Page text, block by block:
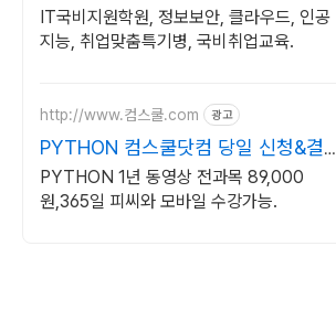
력전문가 IT취업상담
IT국비지원학원, 정보보안, 클라우드, 인공
지능, 취업맞춤특기병, 국비취업교육.
http://www.컴스쿨.com 광고
PYTHON 컴스쿨닷컴 당일 신청&결제
시 기프티콘!
PYTHON 1년 동영상 전과목 89,000
원,365일 피씨와 모바일 수강가능.